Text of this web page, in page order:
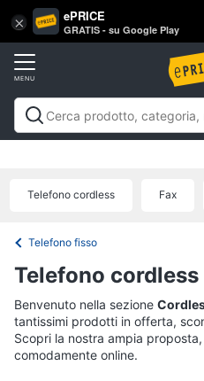
× ePRICE
GRATIS - su Google Play
Accedi
Registrati
Offerte
Tv
e
Home
Cinema
Vai
al
Telefonia
Smartphone
Samsung
iPhone
iPhone
Pro
Max
iPhone
17
Telefono cordless Fax
Telefono fisso
Telefono cordless
Benvenuto nella sezione
tantissimi prodotti in offerta,
Scopri la nostra ampia
comodamente online.